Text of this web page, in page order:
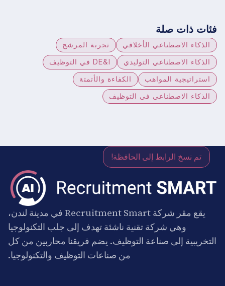
فئات ذات صلة
الذكاء الاصطناعي الأخلاقي
تجربة المرشح
الذكاء الاصطناعي التوليدي
DE&I في التوظيف
استراتيجية المواهب
الكفاءة والأتمتة
الذكاء الاصطناعي في التوظيف
تم نسخ الرابط إلى الحافظة!
يقع مقر شركة Recruitment Smart في مدينة لندن،
وهي شركة تقنية ناشئة تهدف إلى جلب التكنولوجيا
التخريبية إلى صناعة التوظيف. يضم فريقنا محاربين من كل
من صناعات التوظيف والتكنولوجيا.